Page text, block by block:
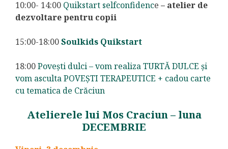
10:00- 14:00 Quikstart selfconfidence – atelier de
dezvoltare pentru copii
15:00-18:00Soulkids Quikstart
18:00Povești dulci – vom realiza TURTĂ DULCE și
vom asculta POVEȘTI TERAPEUTICE + cadou carte
cu tematica de Crăciun
Atelierele lui Mos Craciun – luna
DECEMBRIE